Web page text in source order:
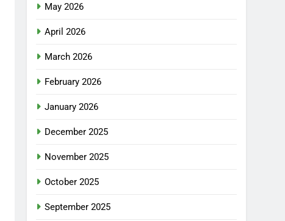
May 2026
April 2026
March 2026
February 2026
January 2026
December 2025
November 2025
October 2025
September 2025